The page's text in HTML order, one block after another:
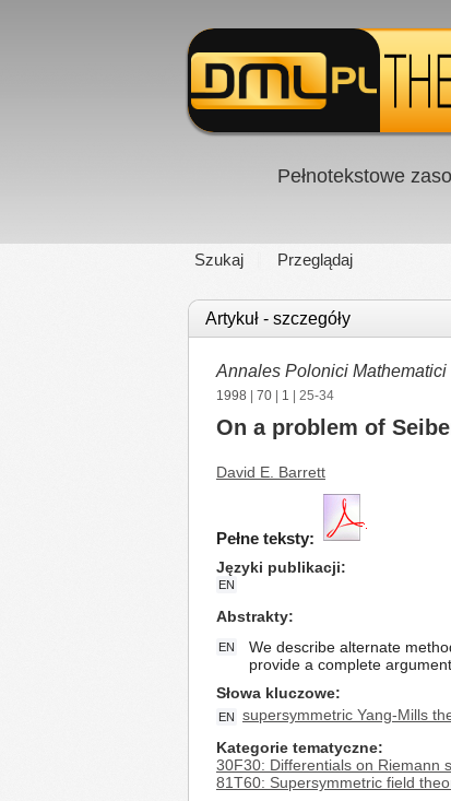
Pełnotekstowe
Szukaj Przeglądaj
Artykuł - szczegóły
Annales Polonici Mathematici
1998 70 1 | 25-34
On a problem of
David E. Barrett
Pełne teksty:
Języki publikacji
EN
Abstrakty
EN
We describe alternate
provide a complete
Słowa kluczowe
EN supersymmetric Yang-Mills
Kategorie tematyczne
30F30: Differentials on Riemann
81T60: Supersymmetric field